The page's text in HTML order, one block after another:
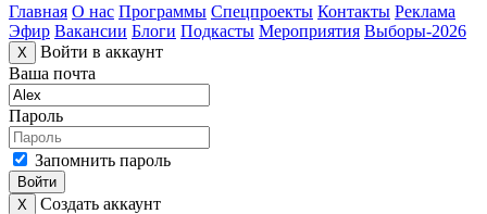
Главная О нас Программы Спецпроекты Контакты Реклама
Эфир Вакансии Блоги Подкасты Мероприятия Выборы-2026
X
Войти в аккаунт
Ваша почта
Пароль
Запомнить пароль
Войти
X
Создать аккаунт